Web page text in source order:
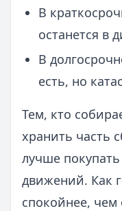
В
останется в
В
есть, но
Тем, кто
хранить часть
лучше
движений. Как
спокойнее,